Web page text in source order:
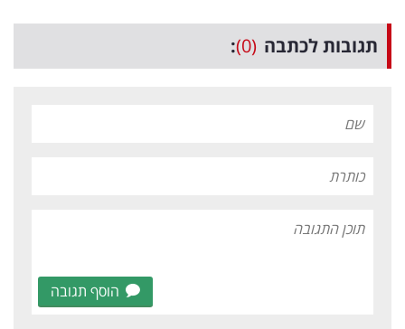
תגובות לכתבה (0)
:
הוסף תגובה